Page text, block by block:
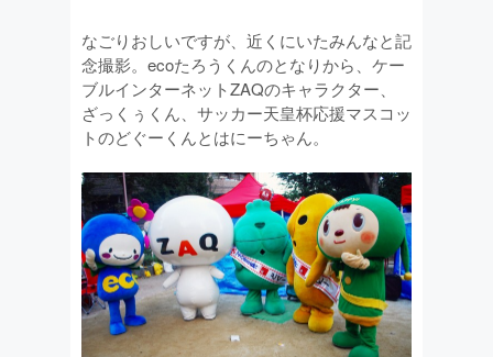
なごりおしいですが、近くにいたみんなと記
念撮影。ecoたろうくんのとなりから、ケー
ブルインターネットZAQのキャラクター、
ざっくぅくん、サッカー天皇杯応援マスコッ
トのどぐーくんとはにーちゃん。